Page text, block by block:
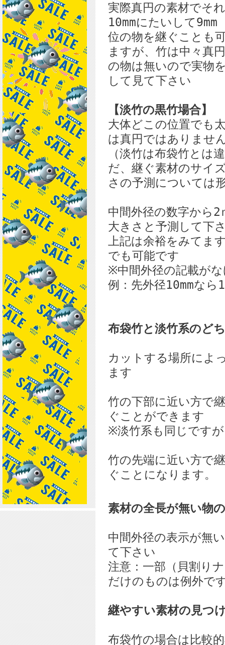
実際真円の素材でそ
10mmにたいして9mm
位の物を継ぐことも
ますが、竹は中々真円
の物は無いので実物
して見て下さい
【淡竹の黒竹場合】
大体どこの位置でも
は真円ではありませ
（淡竹は布袋竹とは
だ、継ぐ素材のサイ
さの予測については
中間外径の数字から
大きさと予測して下
上記は余裕をみてま
でも可能です
※中間外径の記載が
例：先外径10mmな
布袋竹と淡竹系のど
カットする場所によ
ます
竹の下部に近い方で
ぐことができます
※淡竹系も同じです
竹の先端に近い方で
ぐことになります。
素材の全長が無い物
中間外径の表示が無
て下さい
注意：一部（貝割り
だけのものは例外で
継やすい素材の見つ
布袋竹の場合は比較